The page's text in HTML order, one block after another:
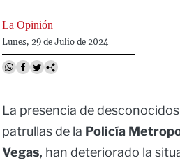
La Opinión
Lunes, 29 de Julio de 2024
La presencia de
patrullas de la Policía
Vegas, han deteriorado la